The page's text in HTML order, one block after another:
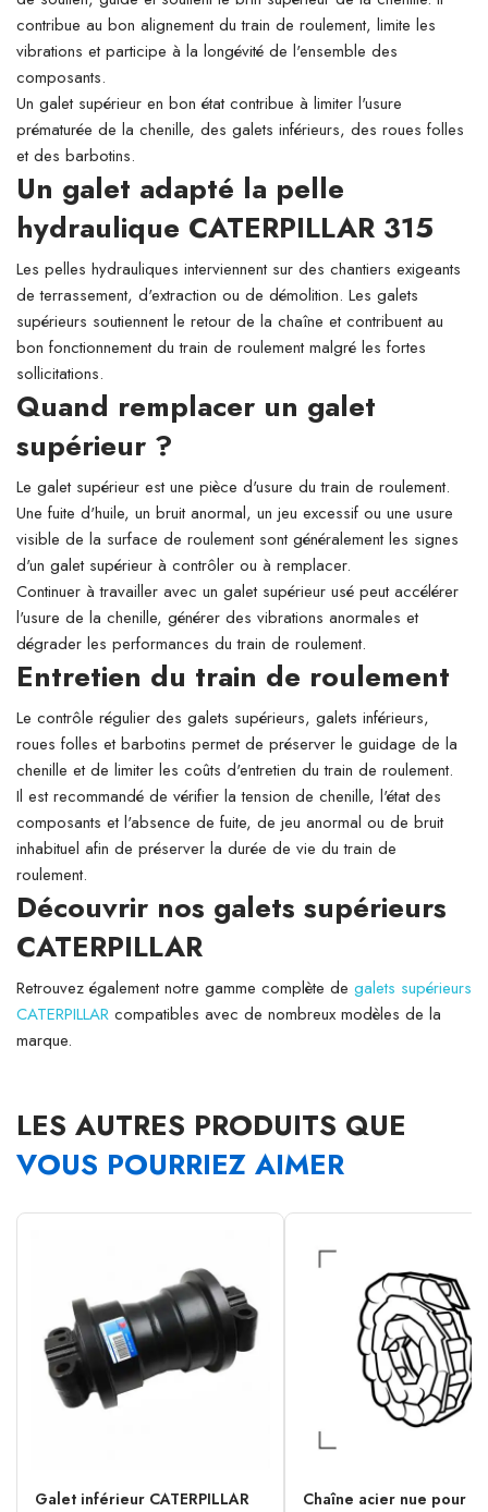
contribue au bon alignement du train de roulement, limite les
vibrations et participe à la longévité de l'ensemble des
composants.
Un galet supérieur en bon état contribue à limiter l'usure
prématurée de la chenille, des galets inférieurs, des roues folles
et des barbotins.
Un galet adapté la pelle
hydraulique CATERPILLAR 315
Les pelles hydrauliques interviennent sur des chantiers exigeants
de terrassement, d'extraction ou de démolition. Les galets
supérieurs soutiennent le retour de la chaîne et contribuent au
bon fonctionnement du train de roulement malgré les fortes
sollicitations.
Quand remplacer un galet
supérieur ?
Le galet supérieur est une pièce d'usure du train de roulement.
Une fuite d'huile, un bruit anormal, un jeu excessif ou une usure
visible de la surface de roulement sont généralement les signes
d'un galet supérieur à contrôler ou à remplacer.
Continuer à travailler avec un galet supérieur usé peut accélérer
l'usure de la chenille, générer des vibrations anormales et
dégrader les performances du train de roulement.
Entretien du train de roulement
Le contrôle régulier des galets supérieurs, galets inférieurs,
roues folles et barbotins permet de préserver le guidage de la
chenille et de limiter les coûts d'entretien du train de roulement.
Il est recommandé de vérifier la tension de chenille, l'état des
composants et l'absence de fuite, de jeu anormal ou de bruit
inhabituel afin de préserver la durée de vie du train de
roulement.
Découvrir nos galets supérieurs
CATERPILLAR
Retrouvez également notre gamme complète de galets supérieurs
CATERPILLAR compatibles avec de nombreux modèles de la
marque.
LES AUTRES PRODUITS QUE
VOUS POURRIEZ AIMER
Galet inférieur CATERPILLAR
Chaîne acier nue pour